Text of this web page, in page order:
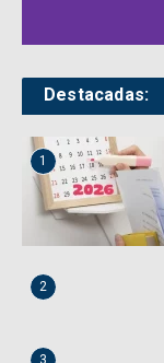
Destacadas:
1
2
3